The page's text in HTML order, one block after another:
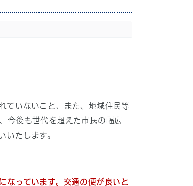
ていないこと、また、地域住民等
今後も世代を超えた市民の幅広
いたします。
っています。交通の便が良いと